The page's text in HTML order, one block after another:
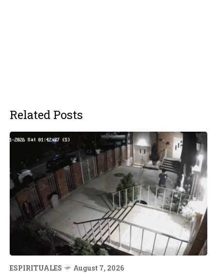
Related Posts
ESPIRITUALES August 7, 2026